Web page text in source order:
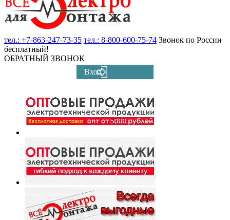
тел.: +7-863-247-73-35 тел.: 8-800-600-75-74 Звонок по России
бесплатный!
ОБРАТНЫЙ ЗВОНОК
Вход